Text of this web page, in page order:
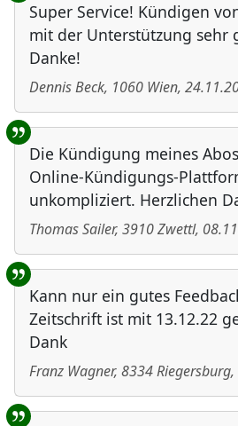
Super Service! Kündigen
mit der Unterstützung sehr
Danke!
Dennis Beck, 1060 Wien,
Die Kündigung meines
Online-Kündigungs-
unkompliziert. Herzlichen
Thomas Sailer, 3910Zwettl,
Kann nur ein gutes
Zeitschrift ist mit 13.12.22
Dank
Franz Wagner, 8334Riegersburg,